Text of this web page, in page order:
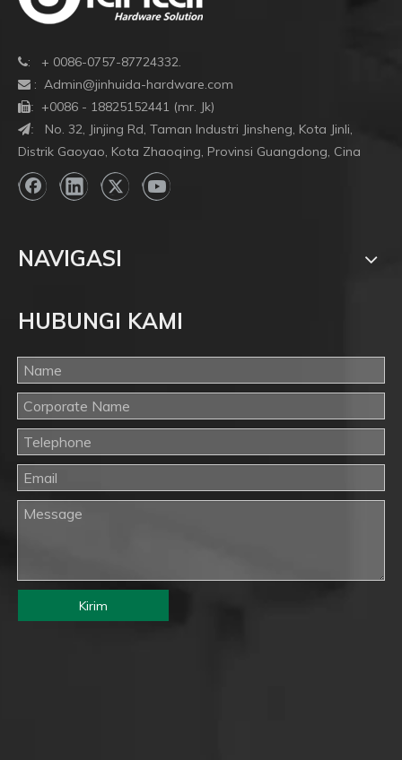
Langkan
: + 0086-0757-87724332.
 : Admin@jinhuida-hardware.com
: +0086 - 18825152441 (mr. Jk)
: No. 32, Jinjing Rd, Taman Industri Jinsheng, Kota Jinli,
Distrik Gaoyao, Kota Zhaoqing, Provinsi Guangdong, Cina
NAVIGASI
HUBUNGI KAMI
Kirim